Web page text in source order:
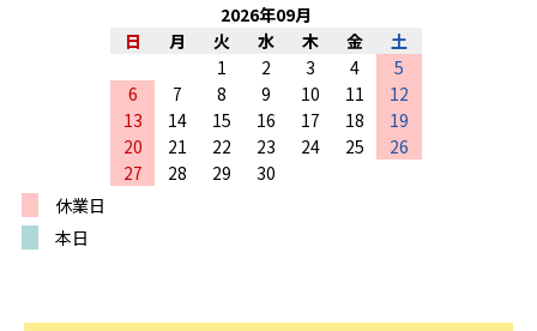
2026年09月
日
月 火 水 木 金
土
1
2 3 4
5
6
7 8 9 10 11
12
13
14 15 16 17 18
19
20
21 22 23 24 25
26
27
28 29
30
休業日
本日